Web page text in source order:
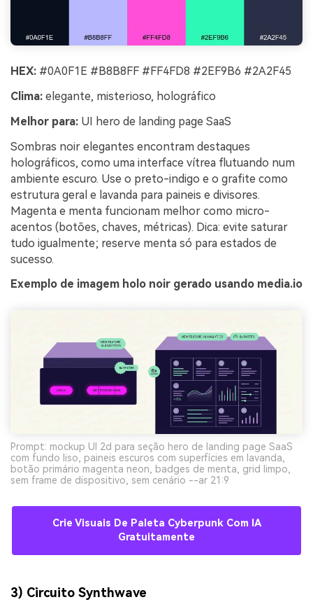
HEX: #0A0F1E #B8B8FF #FF4FD8 #2EF9B6 #2A2F45
Clima: elegante, misterioso, holográfico
Melhor para: UI hero de landing page SaaS
Sombras noir elegantes encontram destaques
holográficos, como uma interface vítrea flutuando num
ambiente escuro. Use o preto-indigo e o grafite como
estrutura geral e lavanda para paineis e divisores.
Magenta e menta funcionam melhor como micro-
acentos (botões, chaves, métricas). Dica: evite saturar
tudo igualmente; reserve menta só para estados de
sucesso.
Exemplo de imagem holo noir gerado usando media.io
Prompt: mockup UI 2d para seção hero de landing page SaaS
com fundo liso, paineis escuros com superfícies em lavanda,
botão primário magenta neon, badges de menta, grid limpo,
sem frame de dispositivo, sem cenário --ar 21:9
Crie Visuais De Paleta Cyberpunk Com IA
Gratuitamente
3) Circuito Synthwave